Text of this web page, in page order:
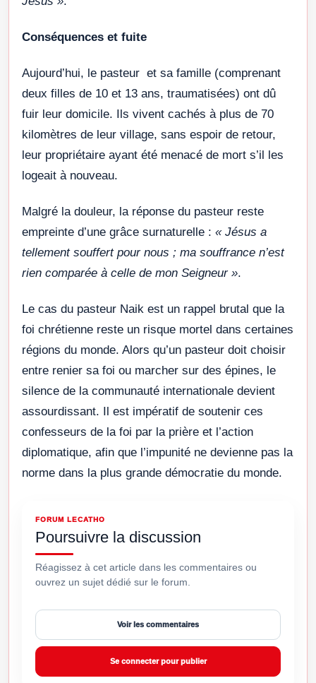
Conséquences et fuite
Aujourd’hui, le pasteur et sa famille (comprenant
deux filles de 10 et 13 ans, traumatisées) ont dû
fuir leur domicile. Ils vivent cachés à plus de 70
kilomètres de leur village, sans espoir de retour,
leur propriétaire ayant été menacé de mort s’il les
logeait à nouveau.
Malgré la douleur, la réponse du pasteur reste
empreinte d’une grâce surnaturelle : « Jésus a
tellement souffert pour nous ; ma souffrance n’est
rien comparée à celle de mon Seigneur ».
Le cas du pasteur Naik est un rappel brutal que la
foi chrétienne reste un risque mortel dans certaines
régions du monde. Alors qu’un pasteur doit choisir
entre renier sa foi ou marcher sur des épines, le
silence de la communauté internationale devient
assourdissant. Il est impératif de soutenir ces
confesseurs de la foi par la prière et l’action
diplomatique, afin que l’impunité ne devienne pas la
norme dans la plus grande démocratie du monde.
FORUM LECATHO
Poursuivre la discussion
Réagissez à cet article dans les commentaires ou
ouvrez un sujet dédié sur le forum.
Voir les commentaires
Se connecter pour publier